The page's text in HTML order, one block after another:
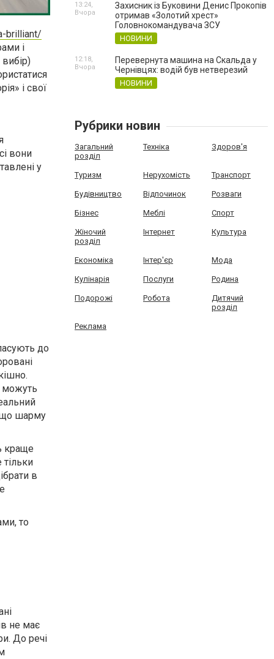
brilliant/
і
і свої
вони
у
до
можуть
що шарму
краще
в
то
не має
До речі
Захисник із Буковини Денис Прокопів
отримав «Золотий хрест»
Головнокомандувача ЗСУ
НОВИНИ
13:24,
Вчора
Перевернута машина на Скальда у
Чернівцях: водій був нетверезий
НОВИНИ
12:18,
Вчора
Рубрики новин
Загальний
розділ
Техніка Здоров'я
Туризм Нерухомість Транспорт
Будівництво Відпочинок Розваги
Бізнес Меблі Спорт
Жіночий
розділ
Інтернет Культура
Економіка Інтер'єр Мода
Кулінарія Послуги Родина
Подорожі Робота
Дитячий
розділ
Реклама